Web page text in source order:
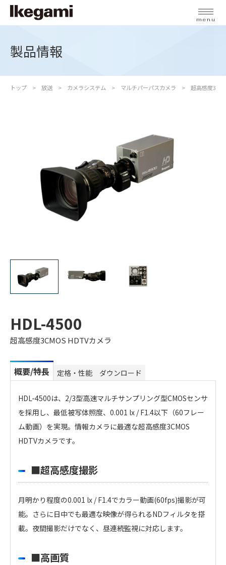
menu
製品情報
トップ 放送 カメラシステム マルチパーパスカメラ 超高感度
HDL-4500
超高感度3CMOS HDTVカメラ
概要/特長 定格・性能 ダウンロード
HDL-4500は、2/3型高速マルチサンプリング型CMOSセンサ
を採用し、最低被写体照度、0.001 lx / F1.4以下（60フレー
ム動画）を実現。情報カメラに最適な超高感度3CMOS
HDTVカメラです。
■超高感度撮影
月明かり程度の0.001 lx / F1.4でカラー動画(60fps)撮影が可
能。さらに日中でも最適な映像が得られるNDフィルタを搭
載。夜間撮影だけでなく、昼連続監視に対応します。
■高画質